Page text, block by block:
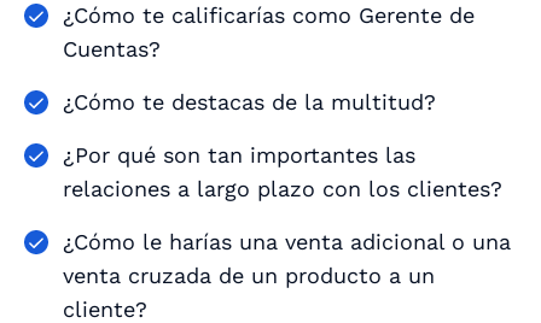
¿Cómo te calificarías como Gerente de
Cuentas?
¿Cómo te destacas de la multitud?
¿Por qué son tan importantes las
relaciones a largo plazo con los clientes?
¿Cómo le harías una venta adicional o una
venta cruzada de un producto a un
cliente?